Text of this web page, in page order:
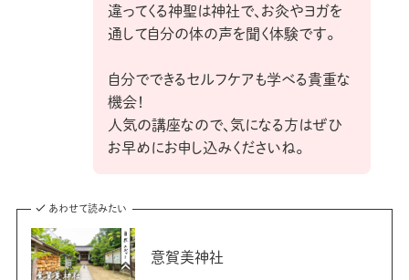
違ってくる神聖は神社で、お灸やヨガを
通して自分の体の声を聞く体験です。
自分でできるセルフケアも学べる貴重な
機会！
人気の講座なので、気になる方はぜひ
お早めにお申し込みくださいね。
あわせて読みたい
意賀美神社